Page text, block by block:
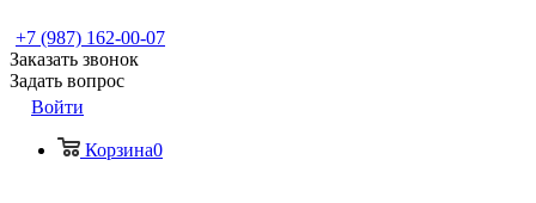
+7 (987) 162-00-07
Заказать звонок
Задать вопрос
Войти
Корзина0